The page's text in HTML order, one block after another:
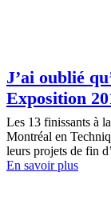
J’ai oublié
Exposition
Les 13 finissants à
Montréal en
leurs projets de fin
En savoir plus